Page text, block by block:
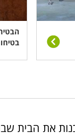
את הבית